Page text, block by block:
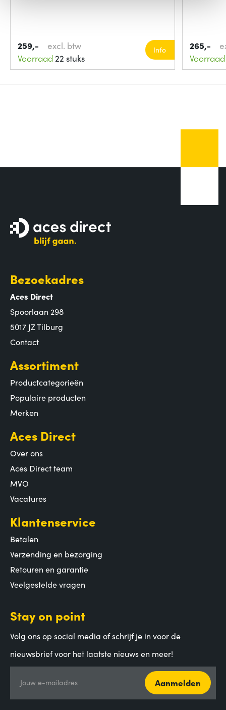
259,-
excl. btw
Voorraad 22 stuks
Info 265,-
Voorraad
Bezoekadres
Aces Direct
Spoorlaan 298
5017 JZ Tilburg
Contact
Assortiment
Productcategorieën
Populaire producten
Merken
Aces Direct
Over ons
Aces Direct team
MVO
Vacatures
Klantenservice
Betalen
Verzending en bezorging
Retouren en garantie
Veelgestelde vragen
Stay on point
Volg ons op social media of schrijf je in voor de
nieuwsbrief voor het laatste nieuws en meer!
Jouw e-mailadres Aanmelden